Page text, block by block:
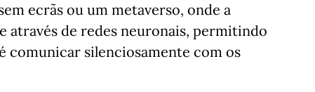
ecrãs ou um metaverso, onde a
através de redes neuronais, permitindo
comunicar silenciosamente com os